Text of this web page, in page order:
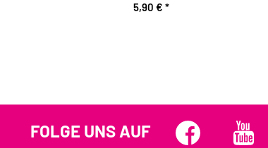
5,90 € *
FOLGE UNS AUF